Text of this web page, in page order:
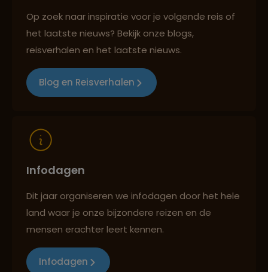
Persoonlijk en deskundig reisadvies
Op zoek naar inspiratie voor je volgende reis of
het laatste nieuws? Bekijk onze blogs,
reisverhalen en het laatste nieuws.
Blog en Reisverhalen
Infodagen
Dit jaar organiseren we infodagen door het hele
land waar je onze bijzondere reizen en de
mensen erachter leert kennen.
Infodagen